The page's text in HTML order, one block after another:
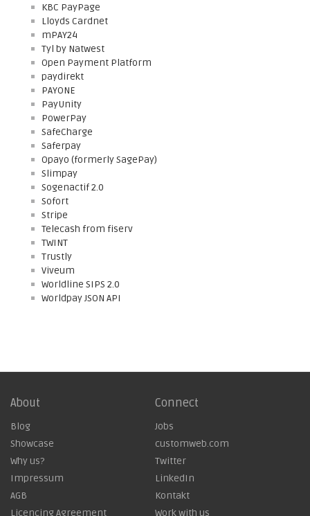
KBC PayPage
Lloyds Cardnet
mPAY24
Tyl by Natwest
Open Payment Platform
paydirekt
PAYONE
PayUnity
PowerPay
SafeCharge
Saferpay
Opayo (formerly SagePay)
Slimpay
Sogenactif 2.0
Sofort
Stripe
Telecash from fiserv
TWINT
Trustly
Viveum
Worldline SIPS 2.0
Worldpay JSON API
About
Blog
Showcase
Why us?
Impressum
AGB
Licencing Agreement
Connect
Jobs
customweb.com
Twitter
LinkedIn
Kontakt
Work with us